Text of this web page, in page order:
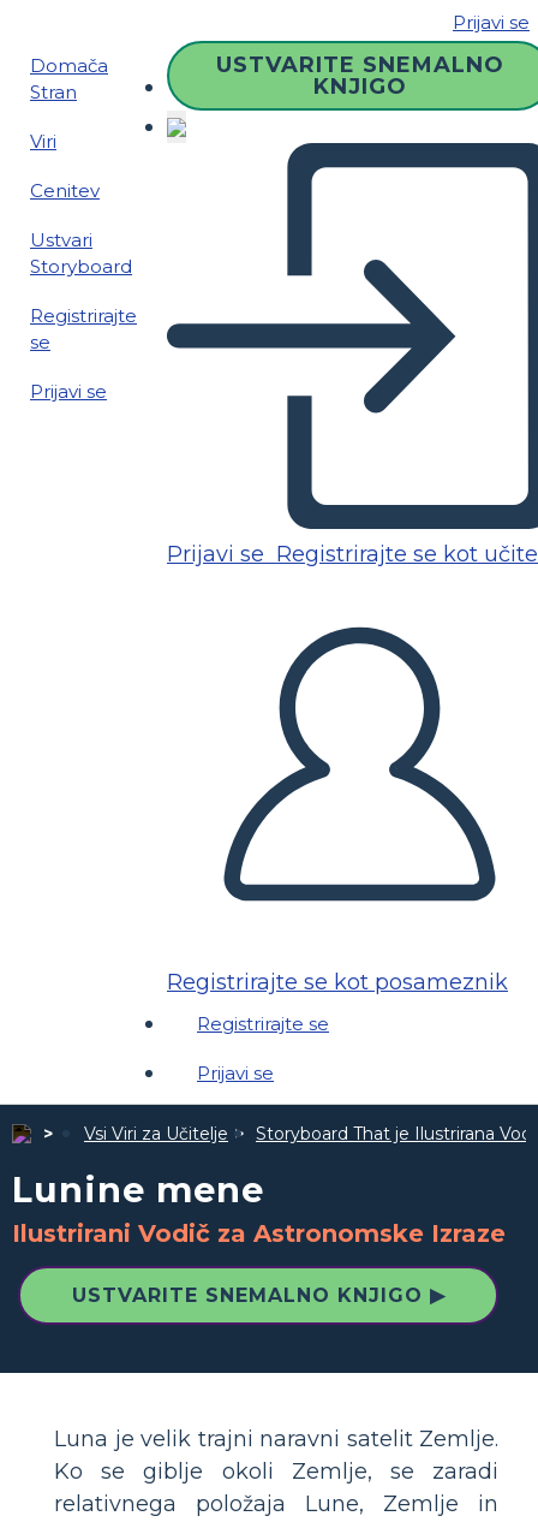
Prijavi se
Domača
Stran
Viri
Cenitev
Ustvari
Storyboard
Registrirajte
se
Prijavi se
USTVARITE SNEMALNO
KNJIGO
Prijavi se Registrirajte se kot
Registrirajte se kot posameznik
Registrirajte se
Prijavi se
Vsi Viri za Učitelje Storyboard That je Ilustrirana
Lunine mene
Ilustrirani Vodič za Astronomske Izraze
USTVARITE SNEMALNO KNJIGO ▶
Luna je velik trajni naravni satelit Zemlje.
Ko se giblje okoli Zemlje, se zaradi
relativnega položaja Lune, Zemlje in